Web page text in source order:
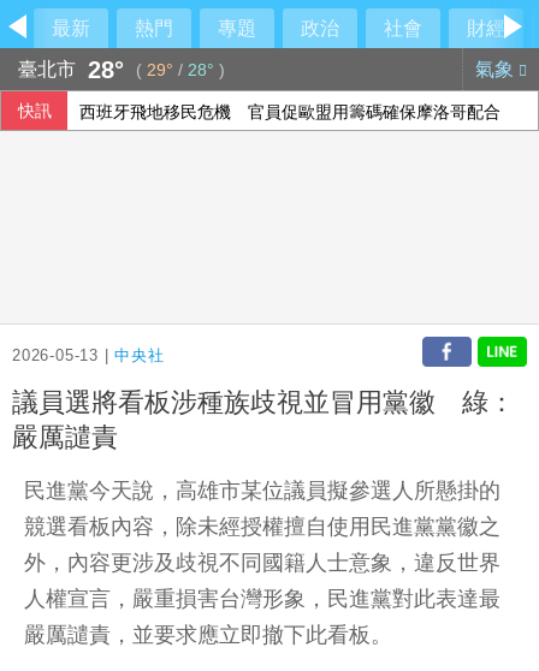
最新 熱門 專題 政治 社會
財經
臺北市 28° ( 29° / 28° ) 氣象
快訊 西班牙飛地移民危機 官員促歐盟用籌碼確保摩洛哥配合
2026-05-13 |中央社
議員選將看板涉種族歧視並冒用黨徽 綠：
嚴厲譴責
民進黨今天說，高雄市某位議員擬參選人所懸掛的
競選看板內容，除未經授權擅自使用民進黨黨徽之
外，內容更涉及歧視不同國籍人士意象，違反世界
人權宣言，嚴重損害台灣形象，民進黨對此表達最
嚴厲譴責，並要求應立即撤下此看板。